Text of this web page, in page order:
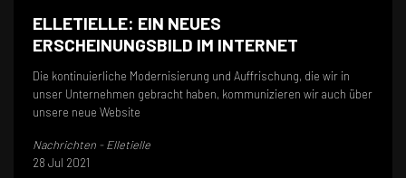
ELLETIELLE: EIN NEUES
ERSCHEINUNGSBILD IM INTERNET
Die kontinuierliche Modernisierung und Auffrischung, die wir in
unser Unternehmen gebracht haben, kommunizieren wir auch über
unsere neue Website
Nachrichten - Elletielle
28 Jul 2021